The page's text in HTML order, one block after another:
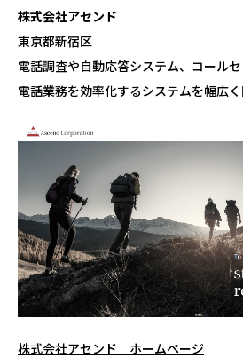
株式会社アセンド
東京都新宿区
電話調査や自動応答システム、コールセ
電話業務を効率化するシステムを幅広く
株式会社アセンド ホームページ